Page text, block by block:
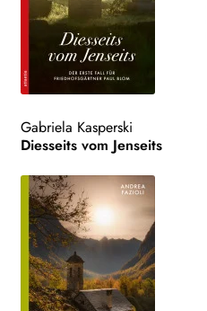
Gabriela Kasperski
Diesseits vom Jenseits